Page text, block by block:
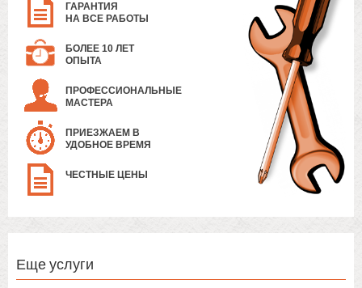
ГАРАНТИЯ
НА ВСЕ РАБОТЫ
БОЛЕЕ 10 ЛЕТ
ОПЫТА
ПРОФЕССИОНАЛЬНЫЕ
МАСТЕРА
ПРИЕЗЖАЕМ В
УДОБНОЕ ВРЕМЯ
ЧЕСТНЫЕ ЦЕНЫ
Еще услуги